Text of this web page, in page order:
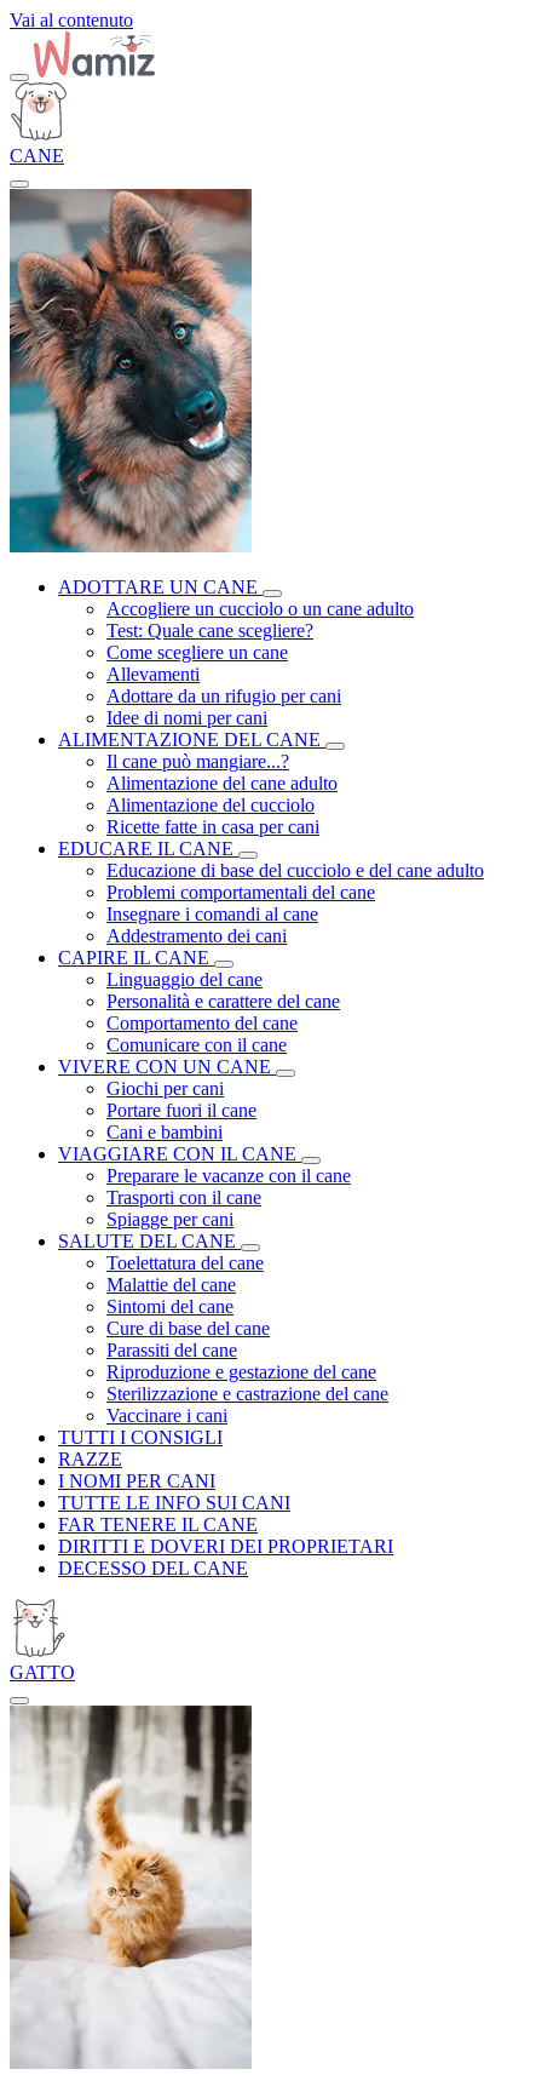
Vai al contenuto
CANE
ADOTTARE UN CANE
Accogliere un cucciolo o un cane adulto
Test: Quale cane scegliere?
Come scegliere un cane
Allevamenti
Adottare da un rifugio per cani
Idee di nomi per cani
ALIMENTAZIONE DEL CANE
Il cane può mangiare...?
Alimentazione del cane adulto
Alimentazione del cucciolo
Ricette fatte in casa per cani
EDUCARE IL CANE
Educazione di base del cucciolo e del cane adulto
Problemi comportamentali del cane
Insegnare i comandi al cane
Addestramento dei cani
CAPIRE IL CANE
Linguaggio del cane
Personalità e carattere del cane
Comportamento del cane
Comunicare con il cane
VIVERE CON UN CANE
Giochi per cani
Portare fuori il cane
Cani e bambini
VIAGGIARE CON IL CANE
Preparare le vacanze con il cane
Trasporti con il cane
Spiagge per cani
SALUTE DEL CANE
Toelettatura del cane
Malattie del cane
Sintomi del cane
Cure di base del cane
Parassiti del cane
Riproduzione e gestazione del cane
Sterilizzazione e castrazione del cane
Vaccinare i cani
TUTTI I CONSIGLI
RAZZE
I NOMI PER CANI
TUTTE LE INFO SUI CANI
FAR TENERE IL CANE
DIRITTI E DOVERI DEI PROPRIETARI
DECESSO DEL CANE
GATTO